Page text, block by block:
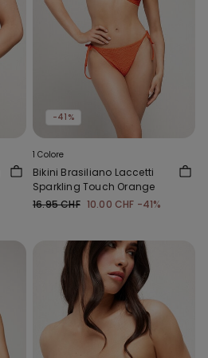
-41%
1 Colore
Bikini Brasiliano Laccetti
Sparkling Touch Orange
16.95 CHF 10.00 CHF -41%